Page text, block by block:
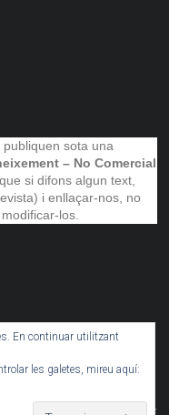
publiquen sota una
– No Comercial
si difons algun text,
i enllaçar-nos, no
los.
. Theme: Ample
En continuar utilitzant
les galetes, mireu aquí: